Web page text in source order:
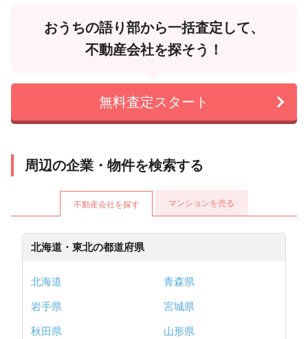
おうちの語り部から一括査定して、
不動産会社を探そう！
無料査定スタート
周辺の企業・物件を検索する
不動産会社を探す マンションを売る
北海道・東北の都道府県
北海道
青森県
岩手県
宮城県
秋田県
山形県